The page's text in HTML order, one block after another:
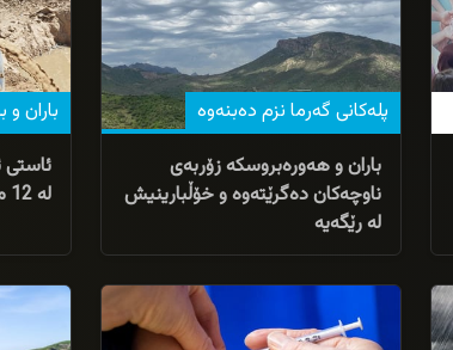
پلەکانی گەرما نزم دەبنەوە
باران و هەورەبروسکە زۆربەی
ناوچەکان دەگرێتەوە و خۆڵبارینیش
لە رێگەیە
باران
ئاستی
لە 12 مەتر بەرزبووەتەوە